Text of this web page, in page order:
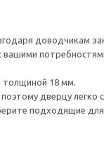
доводчикам
вашими
толщиной 18 мм.
дверцу легко
подходящие